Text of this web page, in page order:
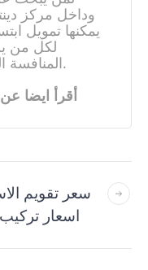
وداخل مركز
يمكنها تمويل
لكل من
المنافسة التي يقدمها المركز لكل العملاء.
أقرأ ايضا
سعر تقويم
اسعار تركيب